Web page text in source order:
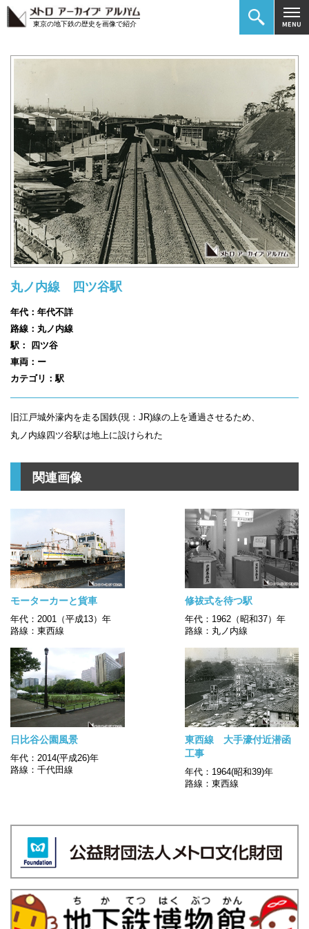
東京の地下鉄の歴史を画像で紹介
丸ノ内線 四ツ谷駅
年代：年代不詳
路線：丸ノ内線
駅： 四ツ谷
車両：ー
カテゴリ：駅
旧江戸城外濠内を走る国鉄(現：JR)線の上を通過させるため、
丸ノ内線四ツ谷駅は地上に設けられた
関連画像
モーターカーと貨車
年代：2001（平成13）年
路線：東西線
修祓式を待つ駅
年代：1962（昭和37）年
路線：丸ノ内線
日比谷公園風景
年代：2014(平成26)年
路線：千代田線
東西線 大手濠付近潜函
工事
年代：1964(昭和39)年
路線：東西線